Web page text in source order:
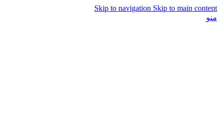
Skip to navigation Skip to main content
منو